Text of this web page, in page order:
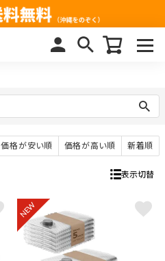
価格が安い順 価格が高い順 新着順
表示切替
NEW